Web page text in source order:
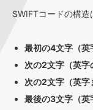
SWIFTコードの構造
最初の4文字（英
次の2文字（英字
次の2文字（英字
最後の3文字（英